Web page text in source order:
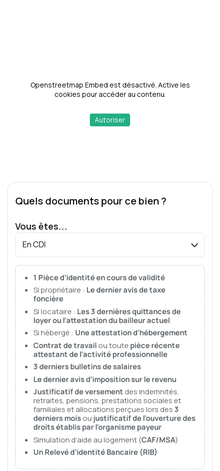
Openstreetmap Embed est désactivé. Active les
cookies pour accéder au contenu.
Autoriser
Quels documents pour ce bien ?
Vous êtes...
En CDI
1 Pièce d’identité en cours de validité
Si propriétaire : Le dernier avis de taxe
foncière
Si locataire : Les 3 dernières quittances de
loyer ou l’attestation du bailleur actuel
Si hébergé : Une attestation d’hébergement
Contrat de travail ou toute pièce récente
attestant de l’activité professionnelle
3 derniers bulletins de salaires
Le dernier avis d’imposition sur le revenu
Justificatif de versement des indemnités,
retraites, pensions, prestations sociales et
familiales et allocations perçues lors des3
derniers moisou justificatif de l’ouverture des
droits établis par l’organisme payeur
Simulation d’aide au logement (CAF/MSA)
Un Relevé d’identité Bancaire (RIB)